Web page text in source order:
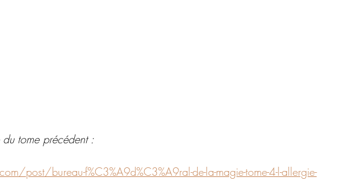
tome précédent :
post/bureau-f%C3%A9d%C3%A9ral-de-la-magie-tome-4-l-allergie-